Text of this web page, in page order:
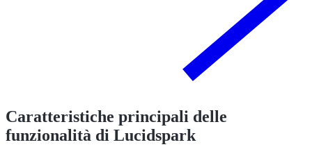
Caratteristiche principali delle
funzionalità di Lucidspark